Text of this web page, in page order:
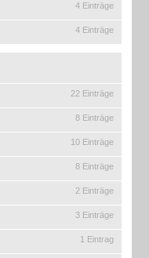
4 Einträge
4 Einträge
22 Einträge
8 Einträge
10 Einträge
8 Einträge
2 Einträge
3 Einträge
1 Eintrag